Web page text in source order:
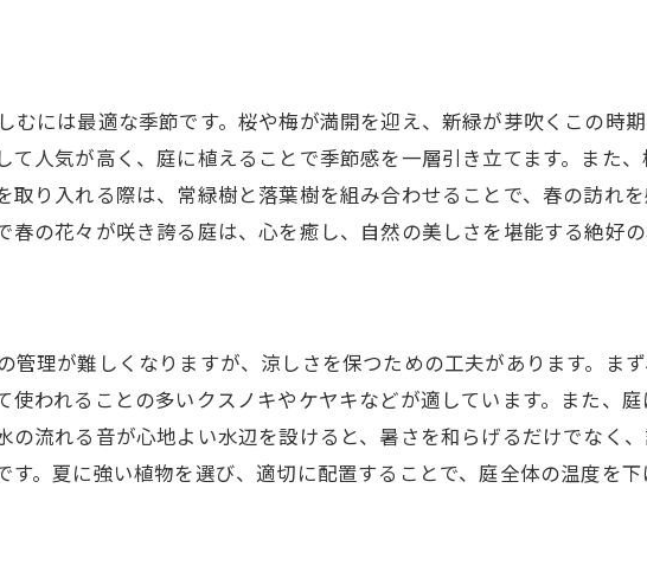
居心地の良い空間を演出する要素
プロが教える庭の雰囲気作りのコツ
自然素材を取り入れた庭デザインの特徴
むには最適な季節です。桜や梅が満開を迎え、新緑が芽吹くこの時
て人気が高く、庭に植えることで季節感を一層引き立てます。また
取り入れる際は、常緑樹と落葉樹を組み合わせることで、春の訪れ
の花々が咲き誇る庭は、心を癒し、自然の美しさを堪能する絶好の
管理が難しくなりますが、涼しさを保つための工夫があります。ま
使われることの多いクスノキやケヤキなどが適しています。また、
の流れる音が心地よい水辺を設けると、暑さを和らげるだけでなく
。夏に強い植物を選び、適切に配置することで、庭全体の温度を下